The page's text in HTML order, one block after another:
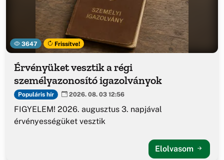
3647 Frissítve!
Érvényüket vesztik a régi
személyazonosító igazolványok
Populáris hír 2026. 08. 03 12:56
FIGYELEM! 2026. augusztus 3. napjával
érvényességüket vesztik
Elolvasom